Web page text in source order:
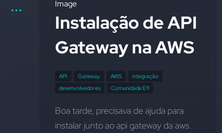
Instalação de API
Gateway na AWS
API Gateway AWS
integração
desenvolvedores
Comunidade Efí
Boa tarde, precisava de ajuda para
instalar junto ao api gateway da aws.